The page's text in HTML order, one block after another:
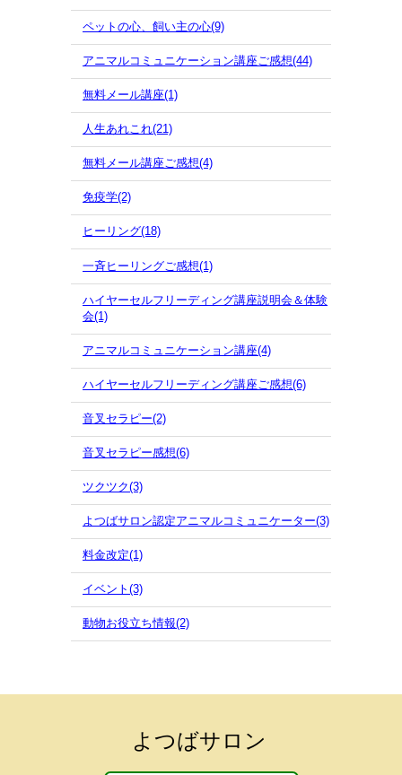
ペットの心、飼い主の心(9)
アニマルコミュニケーション講座ご感想(44)
無料メール講座(1)
人生あれこれ(21)
無料メール講座ご感想(4)
免疫学(2)
ヒーリング(18)
一斉ヒーリングご感想(1)
ハイヤーセルフリーディング講座説明会＆体験
会(1)
アニマルコミュニケーション講座(4)
ハイヤーセルフリーディング講座ご感想(6)
音叉セラピー(2)
音叉セラピー感想(6)
ツクツク(3)
よつばサロン認定アニマルコミュニケーター(3)
料金改定(1)
イベント(3)
動物お役立ち情報(2)
よつばサロン